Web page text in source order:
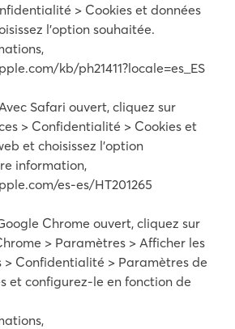
> Cookies et données
l’option souhaitée.
kb/ph21411?locale=es_ES
Safari ouvert, cliquez sur
> Confidentialité > Cookies et
et choisissez l’option
information,
es-es/HT201265
Chrome ouvert, cliquez sur
> Paramètres > Afficher les
> Confidentialité > Paramètres de
et configurez-le en fonction de